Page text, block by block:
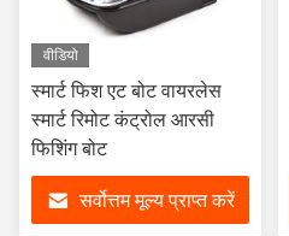
वीडियो
स्मार्ट फिश एट बोट वायरलेस
स्मार्ट रिमोट कंट्रोल आरसी
फिशिंग बोट
सर्वोत्तम मूल्य प्राप्त करें